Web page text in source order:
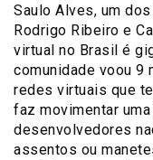
Saulo Alves, um
Rodrigo Ribeiro e
virtual no Brasil é
comunidade voou 9
redes virtuais que
faz movimentar
desenvolvedores
assentos ou